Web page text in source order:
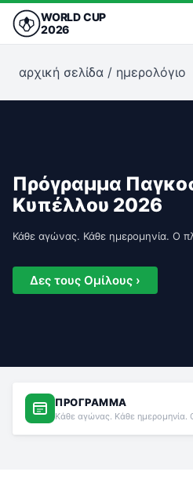
WORLD CUP
2026
αρχική σελίδα / ημερολόγιο
Πρόγραμμα
Κυπέλλου 2026
Κάθε αγώνας. Κάθε ημερομηνία. Ο
Δες τους Ομίλους ›
ΠΡΌΓΡΑΜΜΑ
Κάθε αγώνας. Κάθε ημερομηνία.